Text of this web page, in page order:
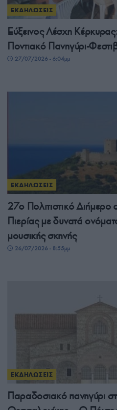
ΕΚΔΗΛΩΣΕΙΣ
Εύξεινος Λέσχη
Ποντιακό Πανηγύρι-
27/07/2026 - 6:04μμ
ΕΚΔΗΛΩΣΕΙΣ
27ο Πολιτιστικό Διήμερο
Πιερίας με δυνατά
μουσικής σκηνής
26/07/2026 - 8:55μμ
ΕΚΔΗΛΩΣΕΙΣ
Παραδοσιακό πανηγύρι